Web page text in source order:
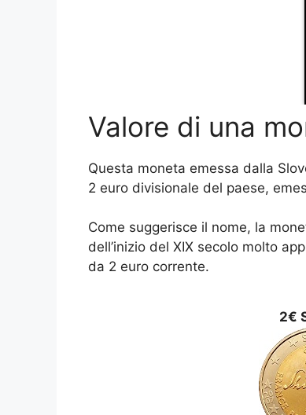
Valore di una
Questa moneta emessa dalla
2 euro divisionale del paese,
Come suggerisce il nome, la
dell’inizio del XIX secolo molto
da 2 euro corrente.
2€